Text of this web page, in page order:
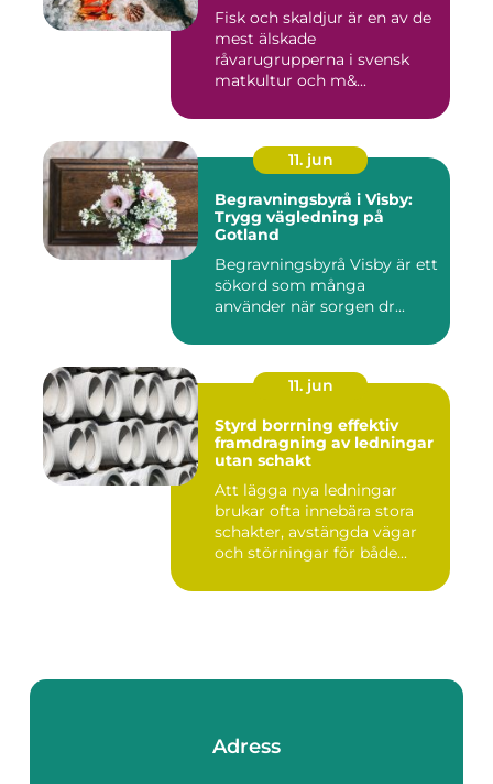
Fisk och skaldjur är en av de
mest älskade
råvarugrupperna i svensk
matkultur och m&...
11. jun
Begravningsbyrå i Visby:
Trygg vägledning på
Gotland
Begravningsbyrå Visby är ett
sökord som många
använder när sorgen dr...
11. jun
Styrd borrning effektiv
framdragning av ledningar
utan schakt
Att lägga nya ledningar
brukar ofta innebära stora
schakter, avstängda vägar
och störningar för både...
Adress